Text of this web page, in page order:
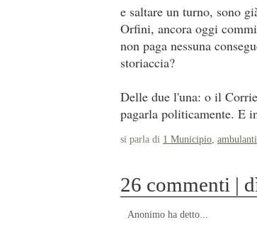
e saltare un turno, sono
Orfini, ancora oggi
non paga nessuna
storiaccia?
Delle due l'una: o il
pagarla politicamente. E
si parla di 1 Municipio, ambulanti
26 commenti |
Anonimo ha detto...